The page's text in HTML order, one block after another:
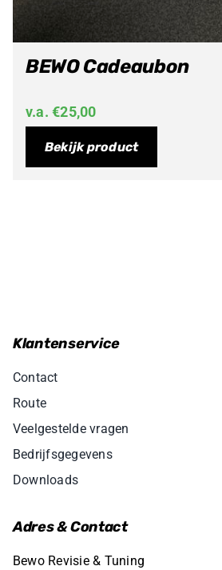
BEWO Cadeaubon
v.a.€25,00
Bekijk product
Klantenservice
Contact
Route
Veelgestelde vragen
Bedrijfsgegevens
Downloads
Adres & Contact
Bewo Revisie & Tuning